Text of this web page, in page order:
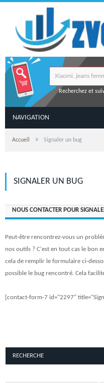
Recherchez et
NAVIGATION
Accueil » Signaler un bug
SIGNALER UN BUG
NOUS CONTACTER POUR
Peut-être rencontrez-vous un
nos outils ? C'est en tout cas le bon
cela de remplir le formulaire ci-
possible le bug rencontré. Cela
[contact-form-7 id="2297"
RECHERCHE